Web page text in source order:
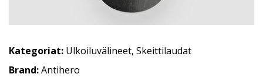
Kategoriat: Ulkoiluvälineet, Skeittilaudat
Brand:Antihero